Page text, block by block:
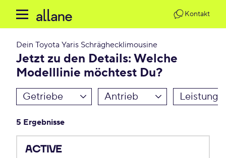
Kontakt
Dein Toyota Yaris Schräghecklimousine
Jetzt zu den Details: Welche
Modelllinie möchtest Du?
Getriebe Antrieb Leistung
5 Ergebnisse
ACTIVE